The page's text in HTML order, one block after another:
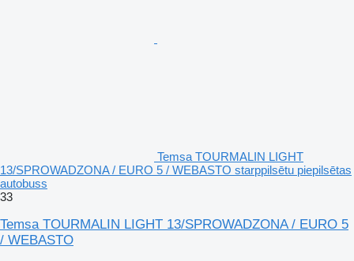
Temsa TOURMALIN LIGHT
13/SPROWADZONA / EURO 5 / WEBASTO starppilsētu piepilsētas
autobuss
33
Temsa TOURMALIN LIGHT 13/SPROWADZONA / EURO 5
/ WEBASTO